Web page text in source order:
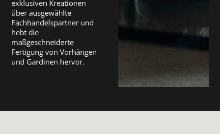
exklusiven Kreationen
über ausgewählte
Fachhandelspartner und
hebt die
maßgeschneiderte
Fertigung von Vorhängen
und Gardinen hervor.